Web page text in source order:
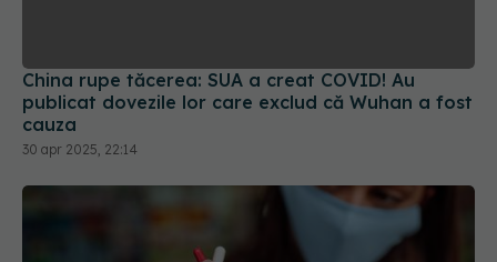
China rupe tăcerea: SUA a creat COVID! Au
publicat dovezile lor care exclud că Wuhan a fost
cauza
30 apr 2025, 22:14